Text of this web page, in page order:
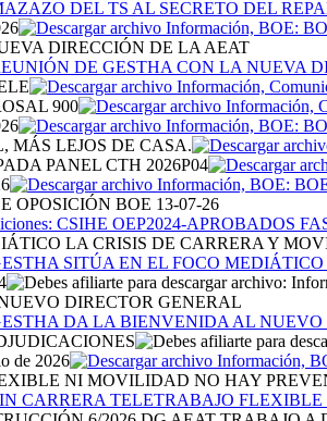
DIRECCIÓN DE LA AEAT
900
MÁS LEJOS DE CASA.
PANEL CTH 2026P04
OPOSICIÓN BOE 13-07-26
LA CRISIS DE CARRERA Y
DIRECTOR GENERAL
de 2026
NI MOVILIDAD NO HAY